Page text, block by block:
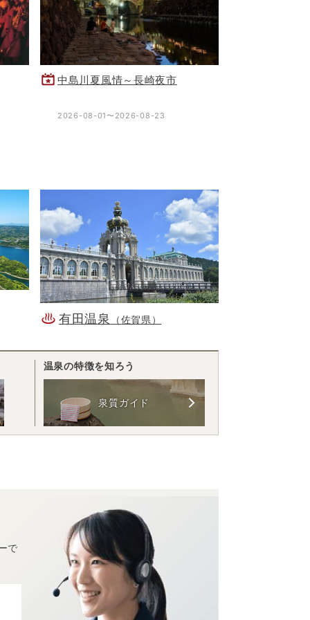
中島川夏風情～長崎夜市
2026-08-01〜2026-08-23
有田温泉 （佐賀県）
温泉の特徴を知ろう
泉質ガイド
で